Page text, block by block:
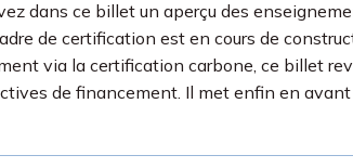
dans ce billet un aperçu des
de certification est en cours de
via la certification carbone, ce billet
de financement. Il met enfin en